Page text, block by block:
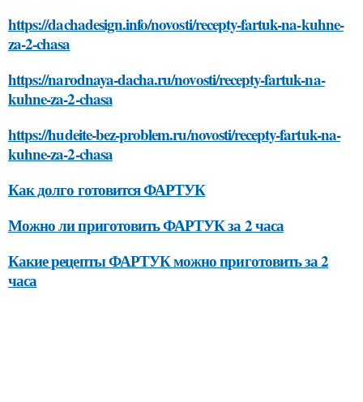
https://dachadesign.info/novosti/recepty-fartuk-na-kuhne-
za-2-chasa
https://narodnaya-dacha.ru/novosti/recepty-fartuk-na-
kuhne-za-2-chasa
https://hudeite-bez-problem.ru/novosti/recepty-fartuk-na-
kuhne-za-2-chasa
Как долго готовится ФАРТУК
Можно ли приготовить ФАРТУК за 2 часа
Какие рецепты ФАРТУК можно приготовить за 2
часа